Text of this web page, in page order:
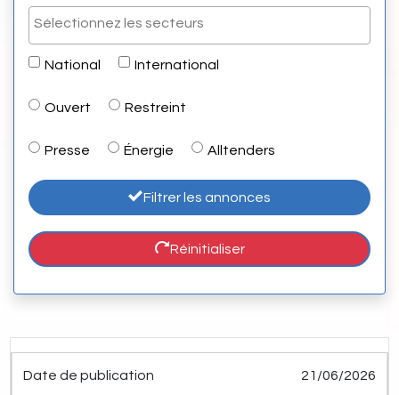
National International
Ouvert Restreint
Presse Énergie Alltenders
Filtrer les annonces
Réinitialiser
Date de
21/06/2026